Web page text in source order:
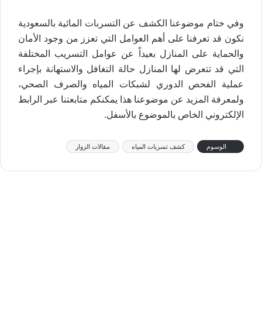
وفي ختام موضوعنا الكشف عن التسربات المائية بالسعودية
نكون قد تعرفنا على أهم العوامل التي تعزز من وجود الأمان
والحماية على المنازل بعيداً عن عوامل التسريب المختلفة
التي قد تتعرض لها المنازل حالة التغافل والاستهانة بإجراء
عملية الفحص الدوري لشبكات المياه والصرف الصحي،
ولمعرفة المزيد عن موضوعنا هذا يمكنكم متابعتنا عبر الرابط
الإلكتروني الخاص بالموضوع بالأسفل.
الوسوم كشف تسربات المياه مقالات الزوار